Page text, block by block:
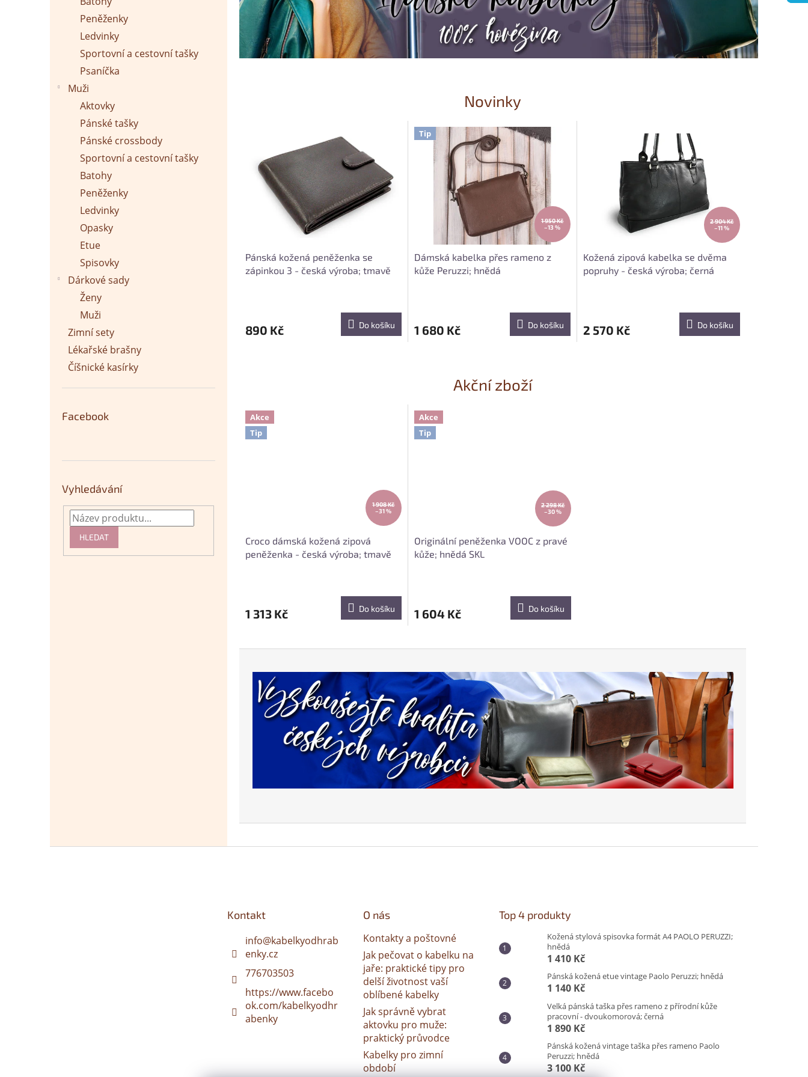
Peněženky
Ledvinky
Sportovní a cestovní tašky
Psaníčka
Muži
Aktovky
Pánské tašky
Pánské crossbody
Sportovní a cestovní tašky
Batohy
Peněženky
Ledvinky
Opasky
Etue
Spisovky
Dárkové sady
Ženy
Muži
Zimní sety
Lékařské brašny
Číšnické kasírky
Facebook
Vyhledávání
HLEDAT
Novinky
Pánská kožená peněženka se
zápinkou 3 - česká výroba; tmavě
890 Kč Do košíku
Tip
1 950 Kč
–13 %
Dámská kabelka přes rameno z
kůže Peruzzi; hnědá
1 680 Kč Do košíku
2 904 Kč
–11 %
Kožená zipová kabelka se dvěma
popruhy - česká výroba; černá
2 570 Kč Do košíku
Akční zboží
Akce
Tip
1 908 Kč
–31 %
Croco dámská kožená zipová
peněženka - česká výroba; tmavě
1 313 Kč Do košíku
Akce
Tip
2 298 Kč
–30 %
Originální peněženka VOOC z pravé
kůže; hnědá SKL
1 604 Kč Do košíku
Kontakt
info@kabelkyodhrab
enky.cz
776703503
https://www.facebo
ok.com/kabelkyodhr
abenky
O nás
Kontakty a poštovné
Jak pečovat o kabelku na
jaře: praktické tipy pro
delší životnost vaší
oblíbené kabelky
Jak správně vybrat
aktovku pro muže:
praktický průvodce
Kabelky pro zimní
období
Top 4 produkty
Kožená stylová spisovka formát A4 PAOLO PERUZZI;
hnědá
1 410 Kč
Pánská kožená etue vintage Paolo Peruzzi; hnědá
1 140 Kč
Velká pánská taška přes rameno z přírodní kůže
pracovní - dvoukomorová; černá
1 890 Kč
Pánská kožená vintage taška přes rameno Paolo
Peruzzi; hnědá
3 100 Kč